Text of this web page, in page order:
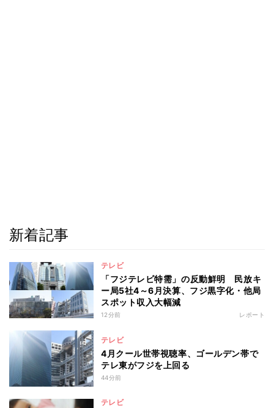
新着記事
テレビ
「フジテレビ特需」の反動鮮明 民放キ
ー局5社4～6月決算、フジ黒字化・他局
スポット収入大幅減
12分前 レポート
テレビ
4月クール世帯視聴率、ゴールデン帯で
テレ東がフジを上回る
44分前
テレビ